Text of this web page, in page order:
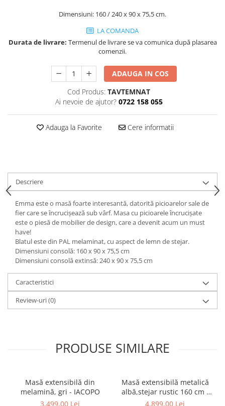
Suport Umbrele
Decoratiuni interioare
Accesorii decorative
Oglinzi
Rame foto
Corpuri de iluminat
Home Office
Designers' Choice
Dimensiuni: 160 / 240 x 90 x 75,5 cm.
LA COMANDA
Durata de livrare: Termenul de livrare se va comunica după plasarea
comenzii.
ADAUGA IN COS
Cod Produs: TAVTEMNAT
Ai nevoie de ajutor? 0722 158 055
Adauga la Favorite Cere informatii
Descriere
Emma este o masă foarte interesantă, datorită picioarelor sale de
fier care se încrucișează sub vârf. Masa cu picioarele încrucișate
este o piesă de mobilier de design, care a devenit acum un must
have!
Blatul este din PAL melaminat, cu aspect de lemn de stejar.
Dimensiuni consolă: 160 x 90 x 75,5 cm
Dimensiuni consolă extinsă: 240 x 90 x 75,5 cm
Caracteristici
Review-uri(0)
PRODUSE SIMILARE
Masă extensibilă din
melamină, gri - IACOPO
3.499,00 Lei
Masă extensibilă metalică
albă,stejar rustic 160 cm -
EMMA
4.899,00 Lei